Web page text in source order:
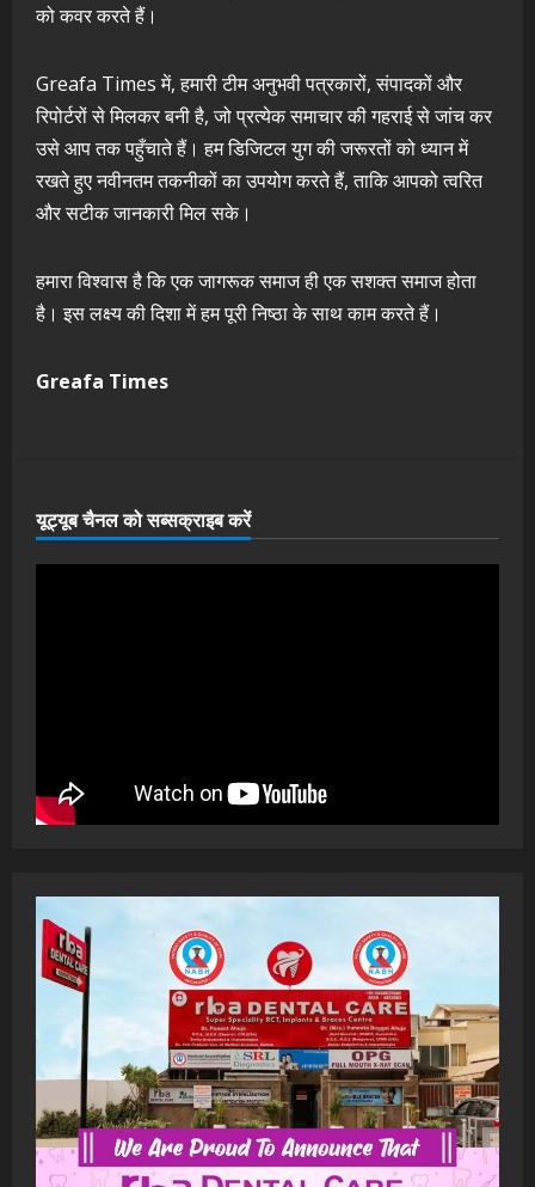
को कवर करते हैं।
Greafa Times में, हमारी टीम अनुभवी पत्रकारों, संपादकों और
रिपोर्टरों से मिलकर बनी है, जो प्रत्येक समाचार की गहराई से जांच कर
उसे आप तक पहुँचाते हैं। हम डिजिटल युग की जरूरतों को ध्यान में
रखते हुए नवीनतम तकनीकों का उपयोग करते हैं, ताकि आपको त्वरित
और सटीक जानकारी मिल सके।
हमारा विश्वास है कि एक जागरूक समाज ही एक सशक्त समाज होता
है। इस लक्ष्य की दिशा में हम पूरी निष्ठा के साथ काम करते हैं।
Greafa Times
यूट्यूब चैनल को सब्सक्राइब करें